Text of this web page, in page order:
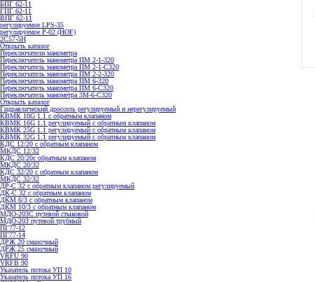
БПГ 62-11
ГПГ 62-11
ВПГ 62-11
регулируемое LPS-35
регулируемое P-02 (HOF)
2С57-5Н
Открыть каталог
Переключатели манометра
Переключатель манометра ПМ 2-1-320
Переключатель манометра ПМ 2-1-С320
Переключатель манометра ПМ 2-2-320
Переключатель манометра ПМ 6-320
Переключатель манометра ПМ 6-С320
Переключатель манометра 3M-6-C320
Открыть каталог
Гидравлический дроссель регулируемый и нерегулируемый
КВМК 10G 1.1 с обратным клапаном
КВМК 16G 1.1 регулируемый с обратным клапаном
КВМК 25G 1.1 регулируемый с обратным клапаном
КВМК 32G 1.1 регулируемый с обратным клапаном
КДC 12/20 с обратным клапаном
МКДС 12/32
КДC 20/20с обратным клапаном
МКДС 20/32
КДC 32/20 с обратным клапаном
МКДС 32/32
ДР-С 32 с обратным клапаном регулируемый
ДК-С 32 с обратным клапаном
ДКМ 6/3 с обратным клапаном
ДКМ 10/3 с обратным клапаном
МДО-203С путевой стыковой
МДО-203 путевой трубный
ПГ77-12
ПГ77-14
ДРЖ 20 смазочный
ДРЖ 25 смазочный
VRFU 90
VRFВ 90
Указатель потока УП 10
Указатель потока УП 16